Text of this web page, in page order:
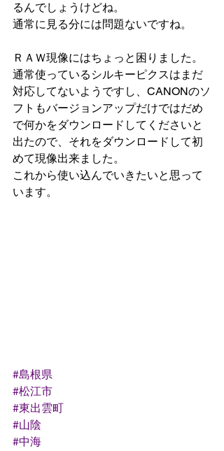
るんでしょうけどね。
通常に見る分には問題ないですね。
ＲＡＷ現像にはちょっと困りました。
通常使っているシルキーピクスはまだ
対応してないようですし、CANONのソ
フトもバージョンアップだけではだめ
で何かをダウンロードしてくださいと
出たので、それをダウンロードして初
めて現像出来ました。
これから使い込んでいきたいと思って
います。
#島根県
#松江市
#東出雲町
#山陰
#中海